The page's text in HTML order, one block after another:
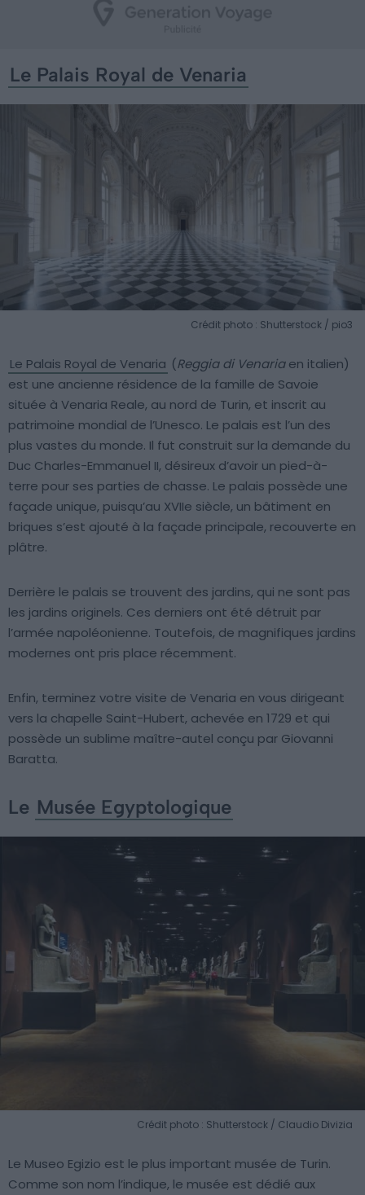
Le Palais Royal de Venaria
Crédit photo : Shutterstock / pio3
Le Palais Royal de Venaria (Reggia di Venariaen italien)
est une ancienne résidence de la famille de Savoie
située à Venaria Reale, au nord de Turin, et inscrit au
patrimoine mondial de l’Unesco. Le palais est l’un des
plus vastes du monde. Il fut construit sur la demande du
Duc Charles-Emmanuel II, désireux d’avoir un pied-à-
terre pour ses parties de chasse. Le palais possède une
façade unique, puisqu’au XVIIe siècle, un bâtiment en
briques s’est ajouté à la façade principale, recouverte en
plâtre.
Derrière le palais se trouvent des jardins, qui ne sont pas
les jardins originels. Ces derniers ont été détruit par
l’armée napoléonienne. Toutefois, de magnifiques jardins
modernes ont pris place récemment.
Enfin, terminez votre visite de Venaria en vous dirigeant
vers la chapelle Saint-Hubert, achevée en 1729 et qui
possède un sublime maître-autel conçu par Giovanni
Baratta.
Le Musée Egyptologique
Crédit photo : Shutterstock / Claudio Divizia
Le Museo Egizio est le plus important musée de Turin.
Comme son nom l’indique, le musée est dédié aux